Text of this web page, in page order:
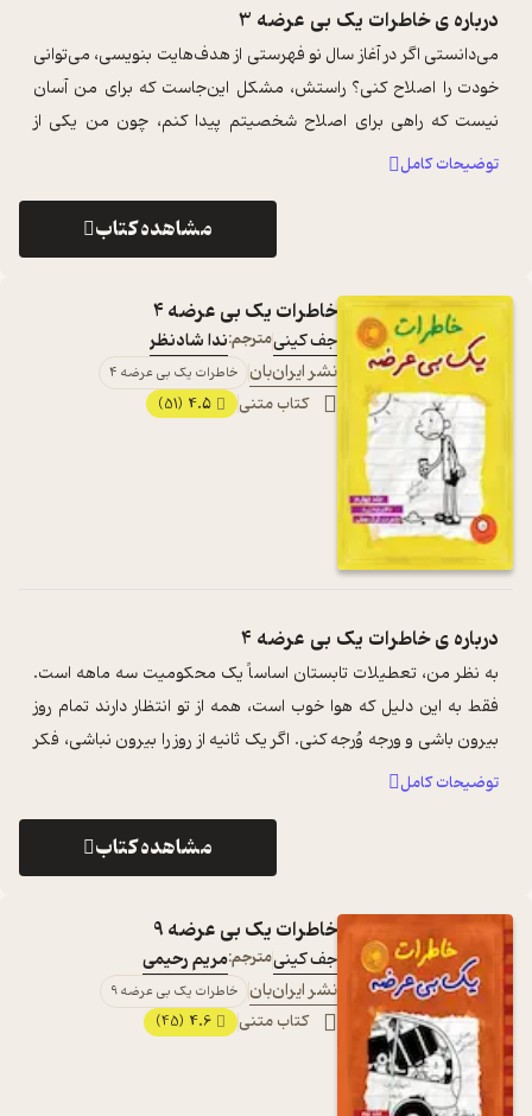
درباره یخاطرات یک بی عرضه 3
می‌دانستی اگر در آغاز سال نو فهرستی از هدف‌هایت بنویسی، می‌توانی
خودت را اصلاح کنی؟ راستش، مشکل این‌جاست که برای من آسان
نیست که راهی برای اصلاح شخصیتم پیدا کنم، چون من یکی از
بهترین آد‌م‌هایی هستم ک ...
توضیحات کامل
مشاهده کتاب
خاطرات یک بی عرضه 4
جف کینیمترجم:ندا شادنظر
نشر ایران‌بان خاطرات یک بی عرضه 4
کتاب متنی 4.5
(51)
درباره یخاطرات یک بی عرضه 4
به نظر من، تعطیلات تابستان اساساً یک محکومیت سه ماهه است.
فقط به این دلیل که هوا خوب است، همه از تو انتظار دارند تمام روز
بیرون باشی و ورجه وُرجه کنی. اگر یک ثانیه از روز را بیرون نباشی، فکر
می‌کنند ......
توضیحات کامل
مشاهده کتاب
خاطرات یک بی عرضه 9
جف کینیمترجم:مریم رحیمی
نشر ایران‌بان خاطرات یک بی عرضه 9
کتاب متنی 4.6
(45)